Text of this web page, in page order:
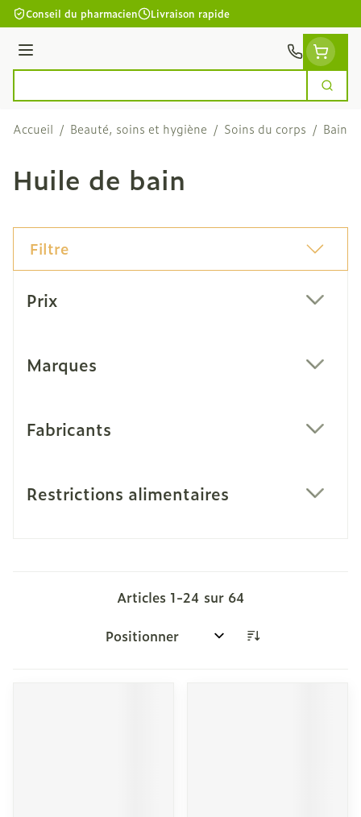
Aller au contenu
Conseil du pharmacien Livraison rapide
Menu
Accueil / Beauté, soins et hygiène / Soins du corps / Bain
Huile de bain
Filtre
Prix
Marques
Fabricants
Restrictions alimentaires
Articles 1-24 sur 64
Trier par: